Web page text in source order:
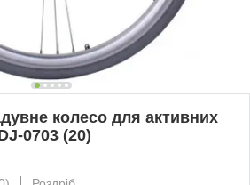
колесо для активних
0703 (20)